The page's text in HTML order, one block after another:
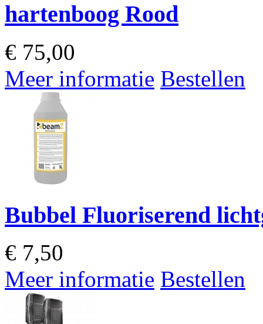
hartenboog Rood
€ 75,00
Meer informatie Bestellen
Bubbel Fluoriserend
€ 7,50
Meer informatie Bestellen